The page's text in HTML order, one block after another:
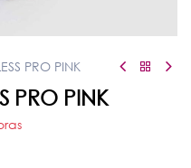
PRO PINK
PRO PINK